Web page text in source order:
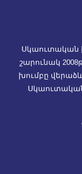
Սկաուտական
շարունակ
խումբը